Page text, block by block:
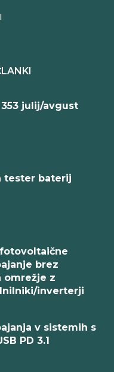
353 julij/avgust
tester baterij
brez
omrežje z
inverterji
v sistemih s
PD 3.1